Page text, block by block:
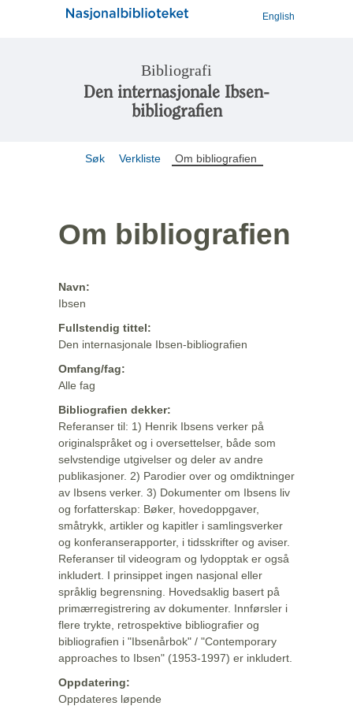
English
Bibliografi
Den internasjonale Ibsen-
bibliografien
Søk Verkliste Om bibliografien
Om bibliografien
Navn:
Ibsen
Fullstendig tittel:
Den internasjonale Ibsen-bibliografien
Omfang/fag:
Alle fag
Bibliografien dekker:
Referanser til: 1) Henrik Ibsens verker på
originalspråket og i oversettelser, både som
selvstendige utgivelser og deler av andre
publikasjoner. 2) Parodier over og omdiktninger
av Ibsens verker. 3) Dokumenter om Ibsens liv
og forfatterskap: Bøker, hovedoppgaver,
småtrykk, artikler og kapitler i samlingsverker
og konferanserapporter, i tidsskrifter og aviser.
Referanser til videogram og lydopptak er også
inkludert. I prinsippet ingen nasjonal eller
språklig begrensning. Hovedsaklig basert på
primærregistrering av dokumenter. Innførsler i
flere trykte, retrospektive bibliografier og
bibliografien i "Ibsenårbok" / "Contemporary
approaches to Ibsen" (1953-1997) er inkludert.
Oppdatering:
Oppdateres løpende